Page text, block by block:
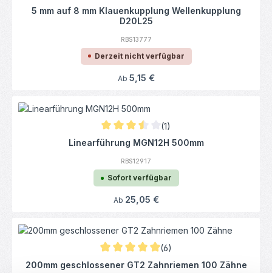
Durchschnittliche Bewertung von 4.57 von
5 mm auf 8 mm Klauenkupplung Wellenkupplung
D20L25
RBS13777
Derzeit nicht verfügbar
Regulärer Preis:
Ab 5,15 €
Durchschnittliche Bewertung von 3.5 von
(1)
Linearführung MGN12H 500mm
RBS12917
Sofort verfügbar
Regulärer Preis:
Ab 25,05 €
Durchschnittliche Bewertung von 5 von 5
(6)
200mm geschlossener GT2 Zahnriemen 100 Zähne